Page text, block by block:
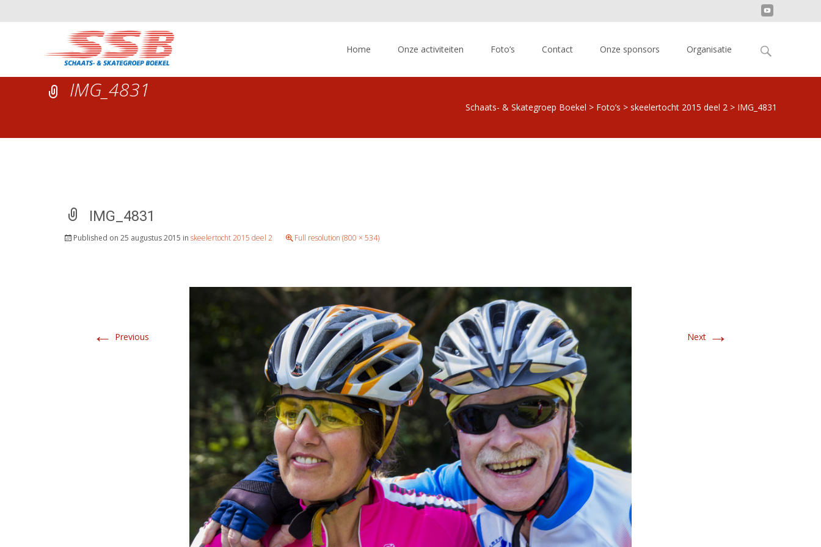
Home Onze activiteiten Foto’s Contact Onze sponsors Organisatie
Search
IMG_4831
Schaats- & Skategroep Boekel > Foto’s > skeelertocht 2015 deel 2 > IMG_4831
IMG_4831
Published on 25 augustus 2015 in skeelertocht 2015 deel 2 Full resolution (800 × 534)
← Previous Next →